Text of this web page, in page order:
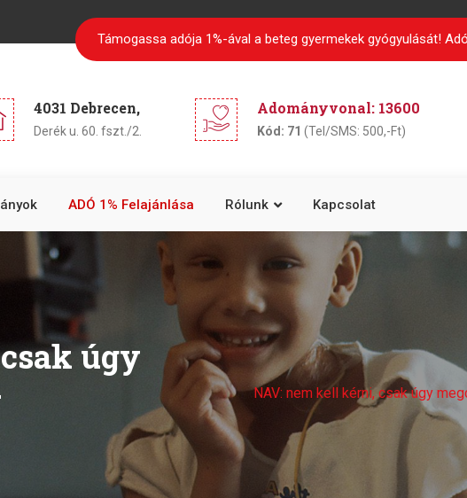
Támogassa adója 1%-ával a beteg gyermekek gyógyulását!
4031 Debrecen,
Derék u. 60. fszt./2.
Adományvonal: 13600
Kód: 71 (Tel/SMS: 500,-Ft)
ADÓ 1% Felajánlása Rólunk Kapcsolat
úgy
NAV: nem kell kérni, csak úgy